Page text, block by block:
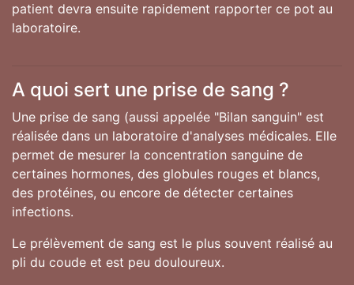
patient devra ensuite rapidement rapporter ce pot au
laboratoire.
A quoi sert une prise de sang ?
Une prise de sang (aussi appelée "Bilan sanguin" est
réalisée dans un laboratoire d'analyses médicales. Elle
permet de mesurer la concentration sanguine de
certaines hormones, des globules rouges et blancs,
des protéines, ou encore de détecter certaines
infections.
Le prélèvement de sang est le plus souvent réalisé au
pli du coude et est peu douloureux.